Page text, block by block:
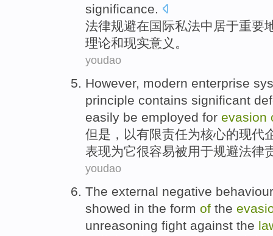
significance.
法律规避在国际私法中居于重要
理论和现实意义 。
youdao
However, modern enterprise
principle contains significant
easily be employed for evasion
但是 ， 以有限责任为核心的现代
表现为它很容易被用于规避法律
youdao
The external negative
showed in the form of the
unreasoning fight against the